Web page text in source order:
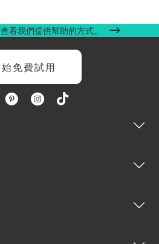
看我們提供幫助的方式。
免費試用